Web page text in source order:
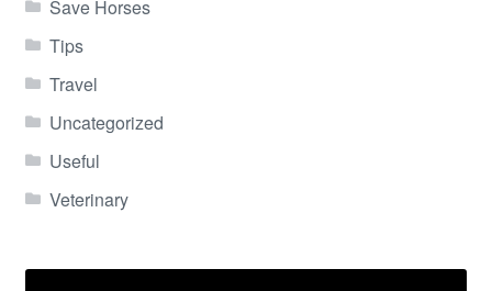
Save Horses
Tips
Travel
Uncategorized
Useful
Veterinary